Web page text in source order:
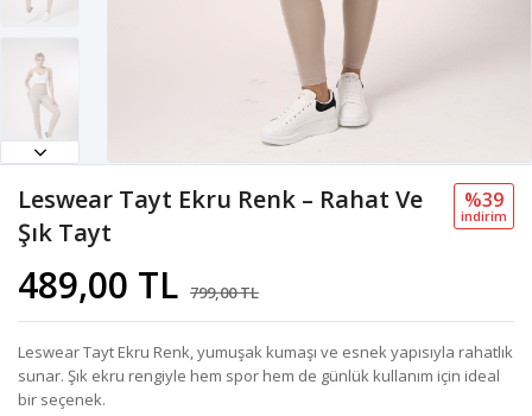
Leswear Tayt Ekru Renk – Rahat Ve
Şık Tayt
489,00 TL 799,00 TL
%39
i̇ndi̇ri̇m
Leswear Tayt Ekru Renk, yumuşak kumaşı ve esnek yapısıyla rahatlık
sunar. Şık ekru rengiyle hem spor hem de günlük kullanım için ideal
bir seçenek.